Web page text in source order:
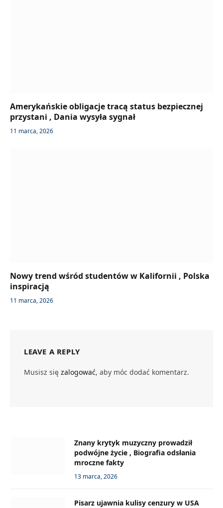
Amerykańskie obligacje tracą status bezpiecznej
przystani , Dania wysyła sygnał
11 marca, 2026
Nowy trend wśród studentów w Kalifornii , Polska
inspiracją
11 marca, 2026
LEAVE A REPLY
Musisz się zalogować, aby móc dodać komentarz.
Znany krytyk muzyczny prowadził
podwójne życie , Biografia odsłania
mroczne fakty
13 marca, 2026
Pisarz ujawnia kulisy cenzury w USA